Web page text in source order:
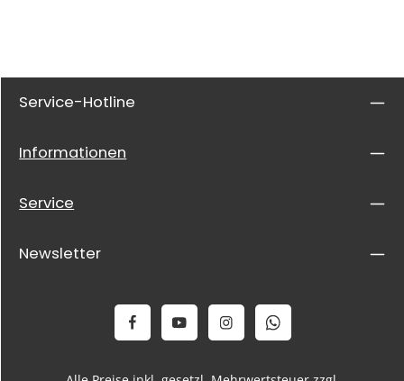
Service-Hotline
Informationen
Service
Newsletter